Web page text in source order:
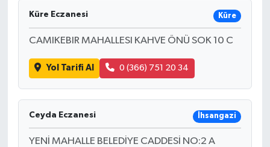
Küre Eczanesi Küre
CAMIKEBIR MAHALLESI KAHVE ÖNÜ SOK 10 C
Yol Tarifi Al 0 (366) 751 20 34
Ceyda Eczanesi İhsangazi
YENİ MAHALLE BELEDİYE CADDESİ NO:2 A